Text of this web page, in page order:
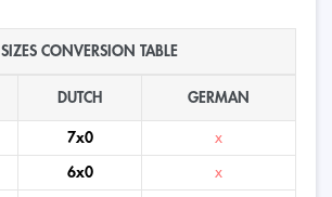
SIZES CONVERSION TABLE
DUTCH GERMAN
7x0 x
6x0 x